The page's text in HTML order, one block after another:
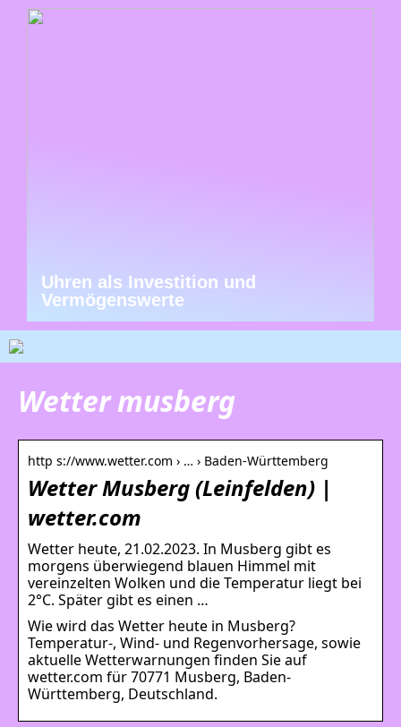
Uhren als Investition und
Vermögenswerte
Wetter musberg
http s://www.wetter.com › … › Baden-Württemberg
Wetter Musberg (Leinfelden) |
wetter.com
Wetter heute, 21.02.2023. In Musberg gibt es
morgens überwiegend blauen Himmel mit
vereinzelten Wolken und die Temperatur liegt bei
2°C. Später gibt es einen …
Wie wird das Wetter heute in Musberg?
Temperatur-, Wind- und Regenvorhersage, sowie
aktuelle Wetterwarnungen finden Sie auf
wetter.com für 70771 Musberg, Baden-
Württemberg, Deutschland.